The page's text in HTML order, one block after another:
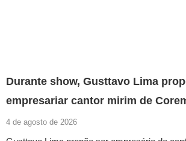
Durante show, Gusttavo Lima
empresariar cantor mirim de
4 de agosto de 2026